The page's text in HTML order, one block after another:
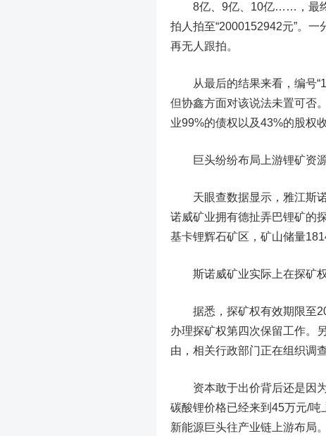
8亿、9亿、10亿……，最终
拍人拍至“2000152942元”。一
再无人跟拍。
从最后的结果来看，编号
但协鑫方面对该说法未置可否
业99%的债权以及43%的股权
巨头纷纷布局上游锂矿资
天眼查数据显示，雅江斯诺
诺威矿业拥有德扯弄巴锂矿的
基卡锂辉石矿区，矿山储量
斯诺威矿业实际上在探矿权
据悉，探矿权有效期限至
办理探矿权第四次保留工作。
由，相关行政部门正在组织调
资本敢于出价背后还是因为
碳酸锂价格已经来到45万元/
新能源巨头往产业链上游布局。